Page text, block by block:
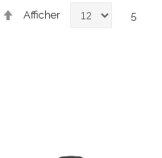
Par
Afficher 5